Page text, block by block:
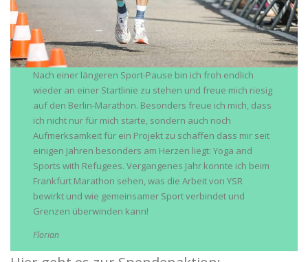
Nach einer längeren Sport-Pause bin ich froh endlich
wieder an einer Startlinie zu stehen und freue mich riesig
auf den Berlin-Marathon. Besonders freue ich mich, dass
ich nicht nur für mich starte, sondern auch noch
Aufmerksamkeit für ein Projekt zu schaffen dass mir seit
einigen Jahren besonders am Herzen liegt: Yoga and
Sports with Refugees. Vergangenes Jahr konnte ich beim
Frankfurt Marathon sehen, was die Arbeit von YSR
bewirkt und wie gemeinsamer Sport verbindet und
Grenzen überwinden kann!
Florian